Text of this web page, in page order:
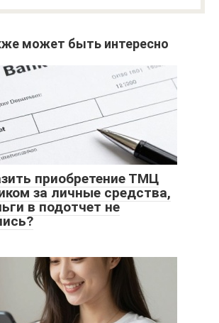
может быть интересно
приобретение ТМЦ
за личные средства,
в подотчет не